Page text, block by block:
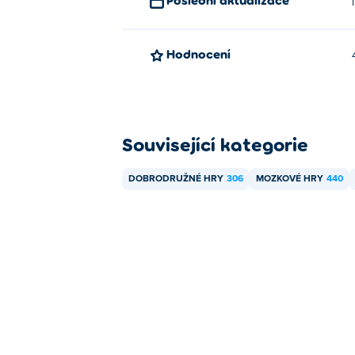
Hodnocení
Související kategorie
DOBRODRUŽNÉ HRY 306 MOZKOVÉ HRY 440